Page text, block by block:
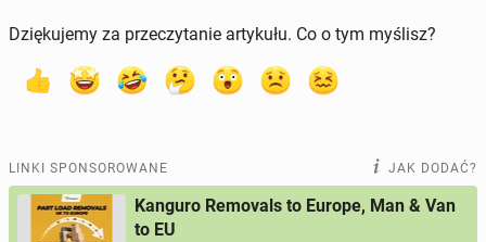
Dziękujemy za przeczytanie artykułu. Co o tym myślisz?
LINKI SPONSOROWANE JAK DODAĆ?
Kanguro Removals to Europe, Man & Van
to EU